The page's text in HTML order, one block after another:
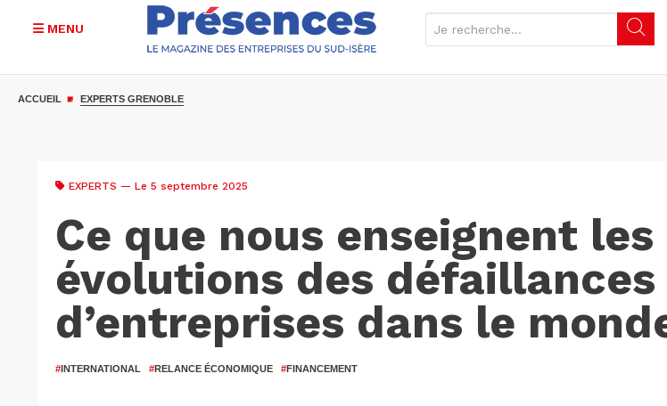
MENU
ACCUEIL EXPERTS GRENOBLE
EXPERTS — Le 5 septembre 2025
Ce que nous enseignent les
évolutions des défaillances
d’entreprises dans le
#INTERNATIONAL #RELANCE ÉCONOMIQUE #FINANCEMENT